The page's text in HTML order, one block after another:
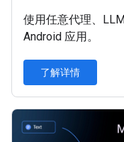
使用任意代理、
Android 应用。
了解详情